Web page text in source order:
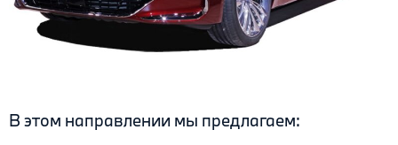
В этом направлении мы предлагаем: